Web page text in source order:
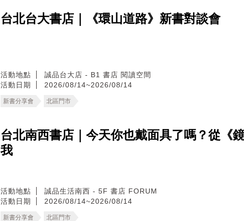
台北台大書店｜《環山道路》新書對談會
活動地點
誠品台大店 - B1 書店 閱讀空間
活動日期
2026/08/14~2026/08/14
新書分享會 北區門市
台北南西書店｜今天你也戴面具了嗎？從《
我
活動地點
誠品生活南西 - 5F 書店 FORUM
活動日期
2026/08/14~2026/08/14
新書分享會 北區門市